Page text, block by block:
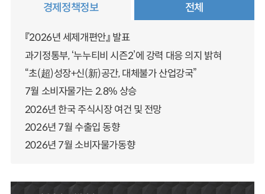
경제정책정보 전체
『2026년 세제개편안』 발표
과기정통부, ‘누누티비 시즌2’에 강력 대응 의지 밝혀
“초(超)성장+신(新)공간, 대체불가 산업강국”
7월 소비자물가는 2.8% 상승
2026년 한국 주식시장 여건 및 전망
2026년 7월 수출입 동향
2026년 7월 소비자물가동향